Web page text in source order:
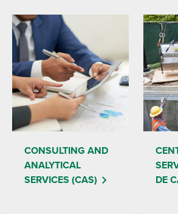
CONSULTING AND
ANALYTICAL
SERVICES (CAS)
DE